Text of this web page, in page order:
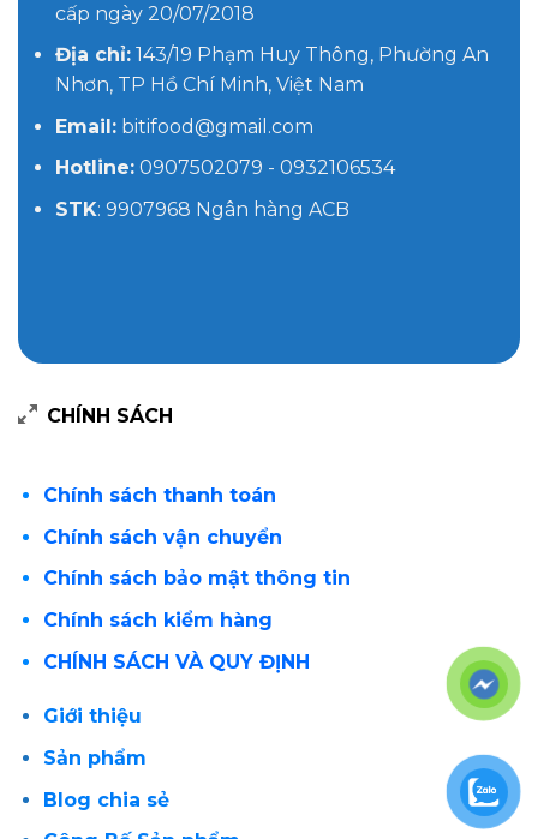
cấp ngày 20/07/2018
Địa chỉ:143/19 Phạm Huy Thông, Phường An
Nhơn, TP Hồ Chí Minh, Việt Nam
Email:bitifood@gmail.com
Hotline:0907502079 - 0932106534
STK: 9907968 Ngân hàng ACB
CHÍNH SÁCH
Chính sách thanh toán
Chính sách vận chuyển
Chính sách bảo mật thông tin
Chính sách kiểm hàng
CHÍNH SÁCH VÀ QUY ĐỊNH
Giới thiệu
Sản phẩm
Blog chia sẻ